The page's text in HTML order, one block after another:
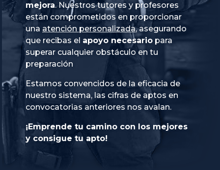
mejora. Nuestros tutores y profesores
están comprometidos en proporcionar
una atención personalizada, asegurando
que recibas el apoyo necesario para
superar cualquier obstáculo en tu
preparación
Estamos convencidos de la eficacia de
nuestro sistema, las cifras de aptos en
convocatorias anteriores nos avalan.
¡Emprende tu camino con los mejores
y consigue tu apto!